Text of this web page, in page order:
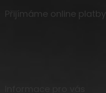
Přijímáme online platby